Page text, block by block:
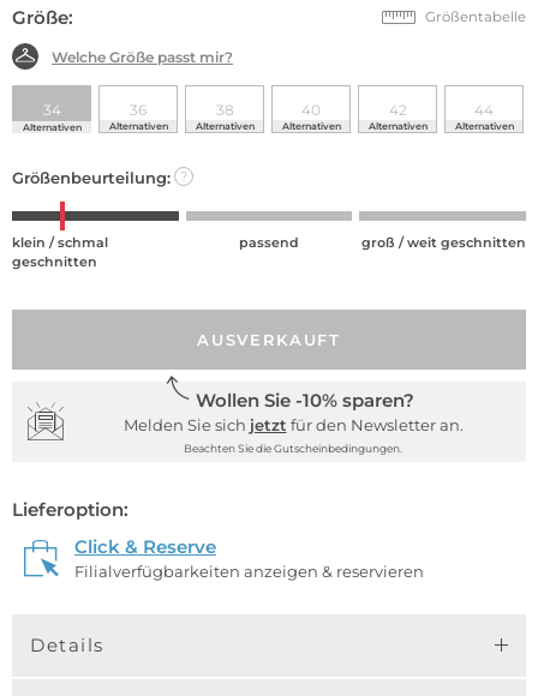
Größe: Größentabelle
Welche Größe passt mir?
34
Alternativen
36
Alternativen
38
Alternativen
40
Alternativen
42
Alternativen
44
Alternativen
Größenbeurteilung: ?
klein / schmal
geschnitten
passend groß / weit geschnitten
AUSVERKAUFT
Wollen Sie -10% sparen?
Melden Sie sich jetzt für den Newsletter an.
Beachten Sie die Gutscheinbedingungen.
Lieferoption:
Click & Reserve
Filialverfügbarkeiten anzeigen & reservieren
Details